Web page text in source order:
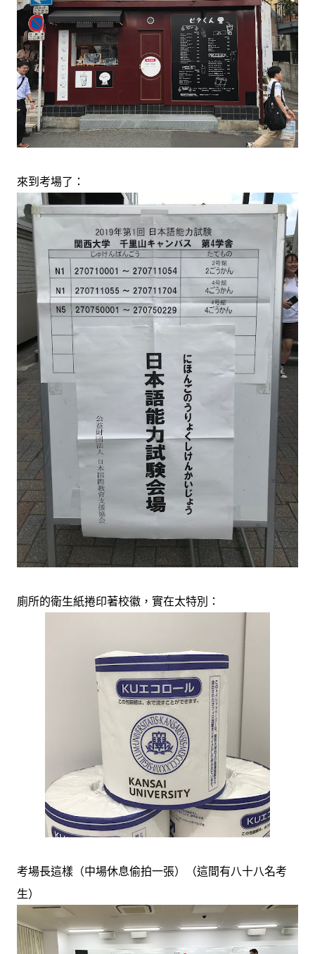
來到考場了：
廁所的衛生紙捲印著校徽，實在太特別：
考場長這樣（中場休息偷拍一張）（這間有八十八名考
生）